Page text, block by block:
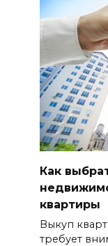
Как
квартиры
Выкуп
требует